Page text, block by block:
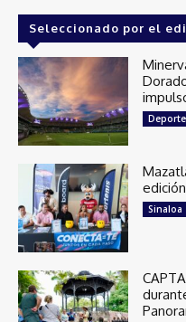
Seleccionado por el
Sinaloa